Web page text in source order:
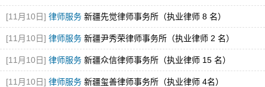
[11月10日] 律师服务 新疆先觉律师事务所（执业律师 8 名）
[11月10日] 律师服务 新疆尹秀荣律师事务所（执业律师 2 名）
[11月10日] 律师服务 新疆众信律师事务所（执业律师 15 名）
[11月10日] 律师服务 新疆玺善律师事务所（执业律师 4名）